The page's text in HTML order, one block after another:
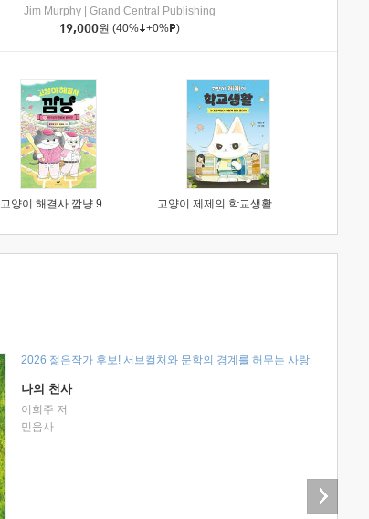
Jim Murphy
Grand Central Publishing
19,000원 (40% +0% )
고양이 해결사 깜냥 9 고양이 제제의 학교생활 1 : 초등학생이 이렇게 힘들 줄이야
2026 젊은작가 후보! 서브컬처와 문학의 경계를 허무는 사랑
나의 천사
이희주 저
민음사